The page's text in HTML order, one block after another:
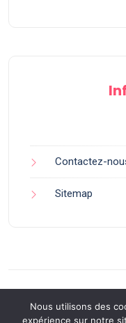
Contactez-
Sitemap
Nous utilisons des
expérience sur notre